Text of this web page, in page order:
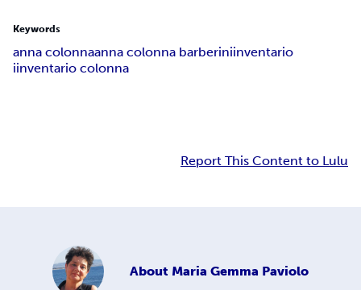
Keywords
anna colonnaanna colonna barberiniinventario
iinventario colonna
Report This Content to Lulu
About Maria Gemma Paviolo